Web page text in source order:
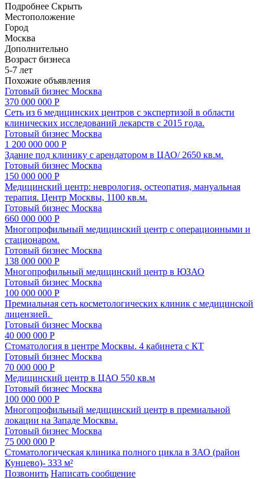
Подробнее Скрыть
Местоположение
Город
Москва
Дополнительно
Возраст бизнеса
5-7 лет
Похожие объявления
Готовый бизнес Москва
370 000 000 Р
Сеть из 6 медицинских центров с экспертизой в области
клинических исследований лекарств с 2015 года.
Готовый бизнес Москва
1 200 000 000 Р
Здание под клинику с арендатором в ЦАО/ 2650 кв.м.
Готовый бизнес Москва
150 000 000 Р
Медицинский центр: неврология, остеопатия, мануальная
терапия. Центр Москвы, 1100 кв.м.
Готовый бизнес Москва
660 000 000 Р
Многопрофильный медицинский центр с операционными и
стационаром.
Готовый бизнес Москва
138 000 000 Р
Многопрофильный медицинский центр в ЮЗАО
Готовый бизнес Москва
100 000 000 Р
Премиальная сеть косметологических клиник с медицинской
лицензией.
Готовый бизнес Москва
40 000 000 Р
Стоматология в центре Москвы. 4 кабинета с КТ
Готовый бизнес Москва
70 000 000 Р
Медицинский центр в ЦАО 550 кв.м
Готовый бизнес Москва
100 000 000 Р
Многопрофильный медицинский центр в премиальной
локации на Западе Москвы.
Готовый бизнес Москва
75 000 000 Р
Стоматологическая клиника полного цикла в ЗАО (район
Кунцево)- 333 м²
Позвонить Написать сообщение